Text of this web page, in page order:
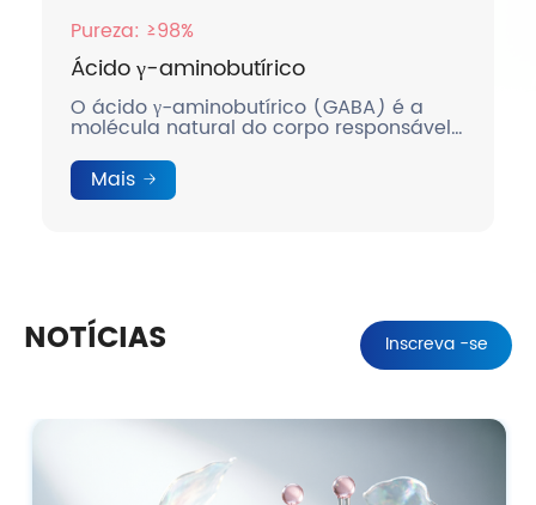
(GABA) é a
corpo responsável
Bisabolol
Bisabolol é um álcool
monocíclico natural,
derivado da camomila.
NOTÍCIAS Inscreva -se